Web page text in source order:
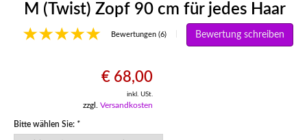
M (Twist) Zopf 90 cm für jedes Haar
Bewertungen (6) Bewertung schreiben
€ 68,00
inkl. USt.
zzgl. Versandkosten
Bitte wählen Sie: *